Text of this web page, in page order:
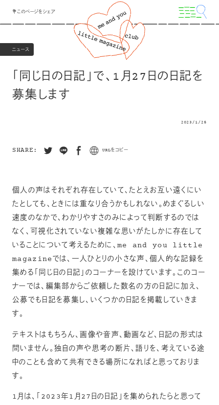
💐このページをシェア
ニュース
「同じ日の日記」で、1月27日の日記を
募集します
2023/1/25
SHARE: URLをコピー
個人の声はそれぞれ存在していて、たとえお互い遠くにい
たとしても、ときには重なり合うかもしれない。めまぐるしい
速度のなかで、わかりやすさのみによって判断するのでは
なく、可視化されていない複雑な思いがたしかに存在して
いることについて考えるために、me and you little
magazineでは、一人ひとりの小さな声、個人的な記録を
集める「同じ日の日記」のコーナーを設けています。このコー
ナーでは、編集部からご依頼した数名の方の日記に加え、
公募でも日記を募集し、いくつかの日記を掲載していきま
す。
テキストはもちろん、画像や音声、動画など、日記の形式は
問いません。独自の声や思考の断片、語りを、考えている途
中のことも含めて共有できる場所になればと思っておりま
す。
1月は、「2023年1月27日の日記」を集められたらと思って